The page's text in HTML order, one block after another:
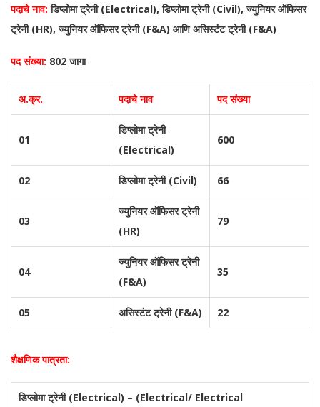
पदाचे नाव:डिप्लोमा ट्रेनी (Electrical), डिप्लोमा ट्रेनी (Civil), ज्युनियर ऑफिसर
ट्रेनी (HR), ज्युनियर ऑफिसर ट्रेनी (F&A) आणि असिस्टंट ट्रेनी (F&A)
पद संख्या: 802 जागा
अ.क्र. पदाचे नाव पद संख्या
01
डिप्लोमा ट्रेनी
(Electrical)
600
02 डिप्लोमा ट्रेनी (Civil) 66
03
ज्युनियर ऑफिसर ट्रेनी
(HR)
79
04
ज्युनियर ऑफिसर ट्रेनी
(F&A)
35
05 असिस्टंट ट्रेनी (F&A) 22
शैक्षणिक पात्रता:
डिप्लोमा ट्रेनी (Electrical) – (Electrical/ Electrical